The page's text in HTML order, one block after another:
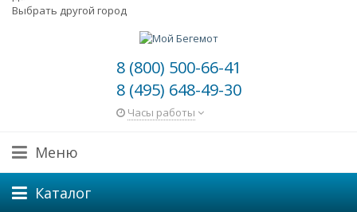
Выбрать другой город
8 (800) 500-66-41
8 (495) 648-49-30
Часы работы
Меню
Каталог